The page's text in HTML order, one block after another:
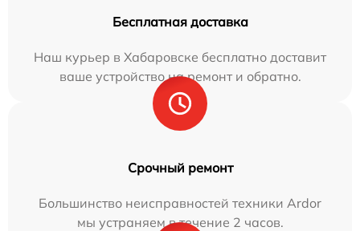
Бесплатная доставка
Наш курьер в Хабаровске бесплатно доставит
ваше устройство на ремонт и обратно.
Срочный ремонт
Большинство неисправностей техники Ardor
мы устраняем в течение 2 часов.